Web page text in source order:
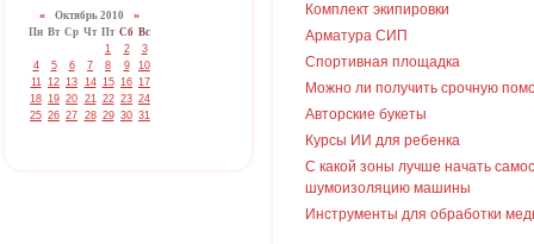
« Октябрь 2010 »
Пн Вт Ср Чт Пт Сб Вс
1
2
3
4
5 6 7 8 9
10
11 12 13 14 15 16 17
18 19 20 21 22 23 24
25 26 27 28 29 30 31
Комплект экипировки
Арматура СИП
Спортивная площадка
Можно ли получить срочную
Авторские букеты
Курсы ИИ для ребенка
С какой зоны лучше начать
шумоизоляцию машины
Инструменты для обработки